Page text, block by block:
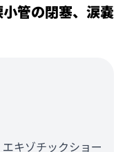
管の閉塞、涙嚢
キゾチックショー